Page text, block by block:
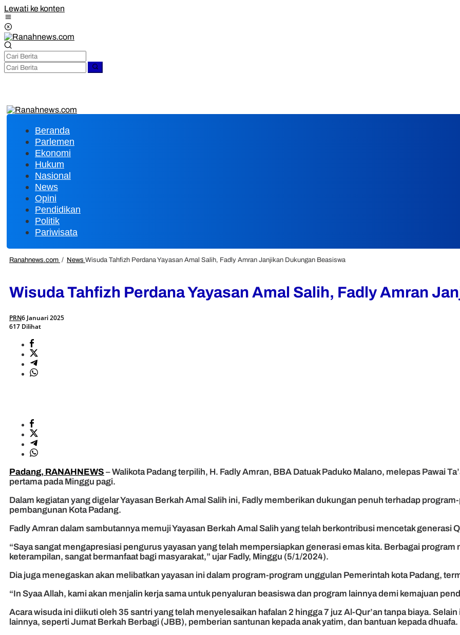
Lewati ke konten
Beranda
Parlemen
Ekonomi
Hukum
Nasional
News
Opini
Pendidikan
Politik
Pariwisata
Ranahnews.com / News Wisuda Tahfizh Perdana Yayasan Amal Salih, Fadly Amran Janjikan Dukungan Beasiswa
Wisuda Tahfizh Perdana Yayasan Amal Salih, Fadly Amran
PRN6 Januari 2025
617 Dilihat
Padang, RANAHNEWS – Walikota Padang terpilih, H. Fadly Amran, BBA Datuak Paduko Malano, melepas Pawai
pertama pada Minggu pagi.
Dalam kegiatan yang digelar Yayasan Berkah Amal Salih ini, Fadly memberikan dukungan penuh terhadap
pembangunan Kota Padang.
Fadly Amran dalam sambutannya memuji Yayasan Berkah Amal Salih yang telah berkontribusi mencetak generasi
“Saya sangat mengapresiasi pengurus yayasan yang telah mempersiapkan generasi emas kita. Berbagai
keterampilan, sangat bermanfaat bagi masyarakat,” ujar Fadly, Minggu (5/1/2024).
Dia juga menegaskan akan melibatkan yayasan ini dalam program-program unggulan Pemerintah kota Padang,
“In Syaa Allah, kami akan menjalin kerja sama untuk penyaluran beasiswa dan program lainnya demi kemajuan
Acara wisuda ini diikuti oleh 35 santri yang telah menyelesaikan hafalan 2 hingga 7 juz Al-Qur’an tanpa biaya.
lainnya, seperti Jumat Berkah Berbagi (JBB), pemberian santunan kepada anak yatim, dan bantuan kepada dhuafa.